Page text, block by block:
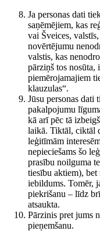
Ja personas dati
saņēmējiem, kas
vai Šveices,
novērtējumu
valstis, kas
pārziņš tos nosūta,
piemērojamajiem
klauzulas“.
Jūsu personas
pakalpojumu
kā arī pēc tā
laikā. Tiktāl, ciktāl
leģitīmām
nepieciešams šo
prasību noilguma
tiesību aktiem),
iebildums. Tomēr,
piekrišanu – līdz
atsaukta.
Pārzinis pret jums
pieņemšanu.